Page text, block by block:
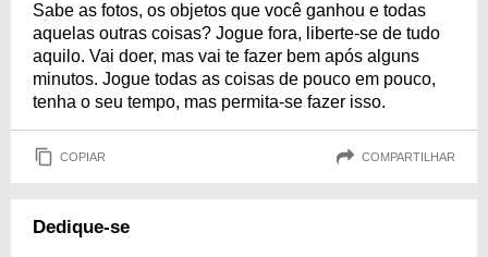
Sabe as fotos, os objetos que você ganhou e todas
aquelas outras coisas? Jogue fora, liberte-se de tudo
aquilo. Vai doer, mas vai te fazer bem após alguns
minutos. Jogue todas as coisas de pouco em pouco,
tenha o seu tempo, mas permita-se fazer isso.
COPIAR COMPARTILHAR
Dedique-se